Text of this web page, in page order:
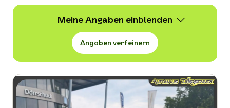
Meine Angaben
Angaben verfeinern
Wert
8.700 -
48.900 € VB